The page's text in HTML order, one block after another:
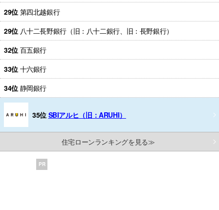
29位 第四北越銀行
29位 八十二長野銀行（旧：八十二銀行、旧：長野銀行）
32位 百五銀行
33位 十六銀行
34位 静岡銀行
35位 SBIアルヒ（旧：ARUHI）
住宅ローンランキングを見る≫
PR